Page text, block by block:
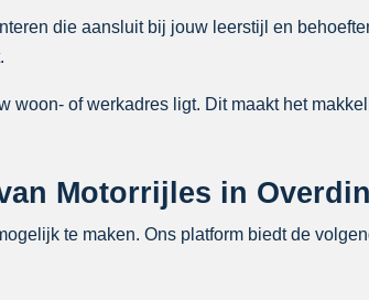
die aansluit bij jouw leerstijl en
woon- of werkadres ligt. Dit maakt het
Motorrijles in
te maken. Ons platform biedt de